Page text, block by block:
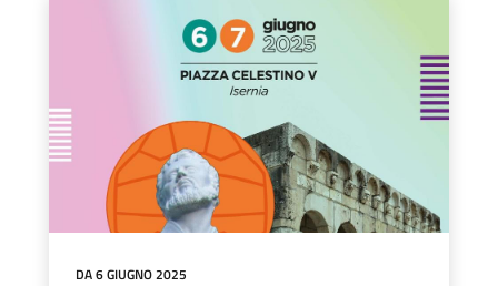
DA 6 GIUGNO 2025